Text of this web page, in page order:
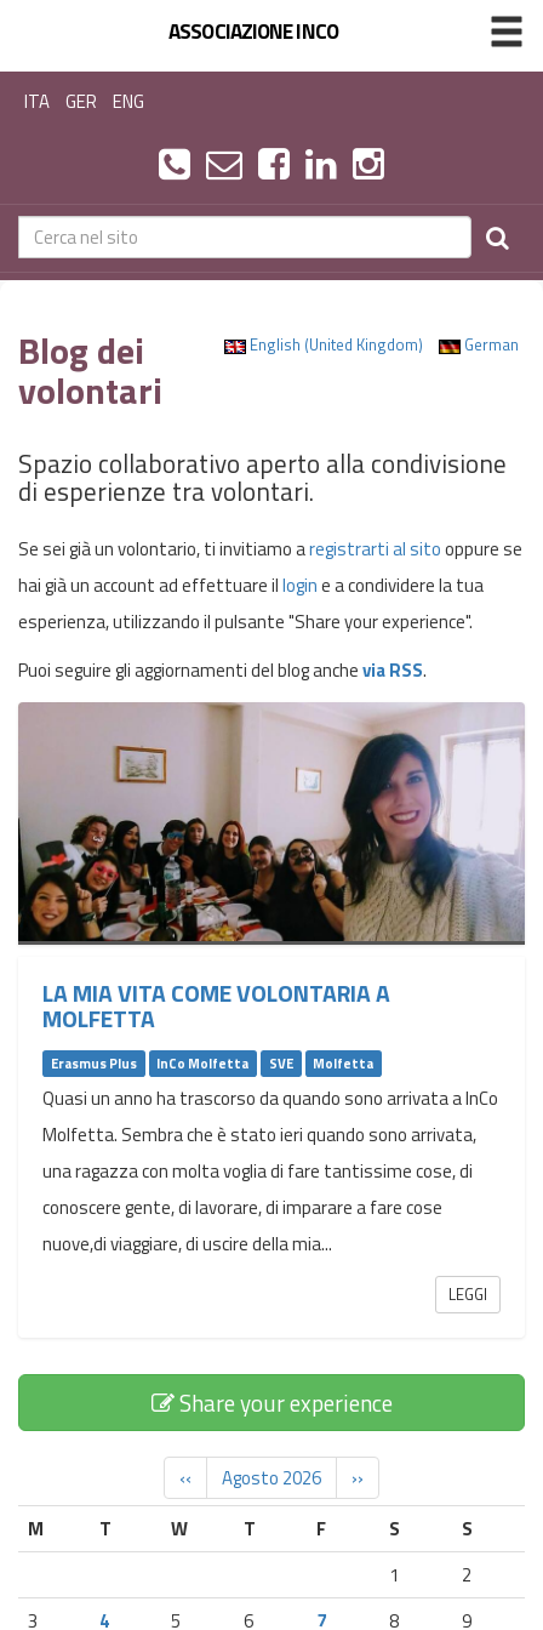
ASSOCIAZIONE INCO
ITA GER ENG
English (United Kingdom) German
Blog dei
volontari
Spazio collaborativo aperto alla condivisione
di esperienze tra volontari.
Se sei già un volontario, ti invitiamo aregistrarti al sitooppure se
hai già un account ad effettuare illogine a condividere la tua
esperienza, utilizzando il pulsante "Share your experience".
Puoi seguire gli aggiornamenti del blog anchevia RSS.
LA MIA VITA COME VOLONTARIA A
MOLFETTA
Erasmus Plus InCo Molfetta SVE Molfetta
Quasi un anno ha trascorso da quando sono arrivata a InCo
Molfetta. Sembra che è stato ieri quando sono arrivata,
una ragazza con molta voglia di fare tantissime cose, di
conoscere gente, di lavorare, di imparare a fare cose
nuove,di viaggiare, di uscire della mia...
LEGGI
Share your experience
‹‹ Agosto 2026
››
M
T W T F S
S
1
2
3
4 5 6 7 8
9